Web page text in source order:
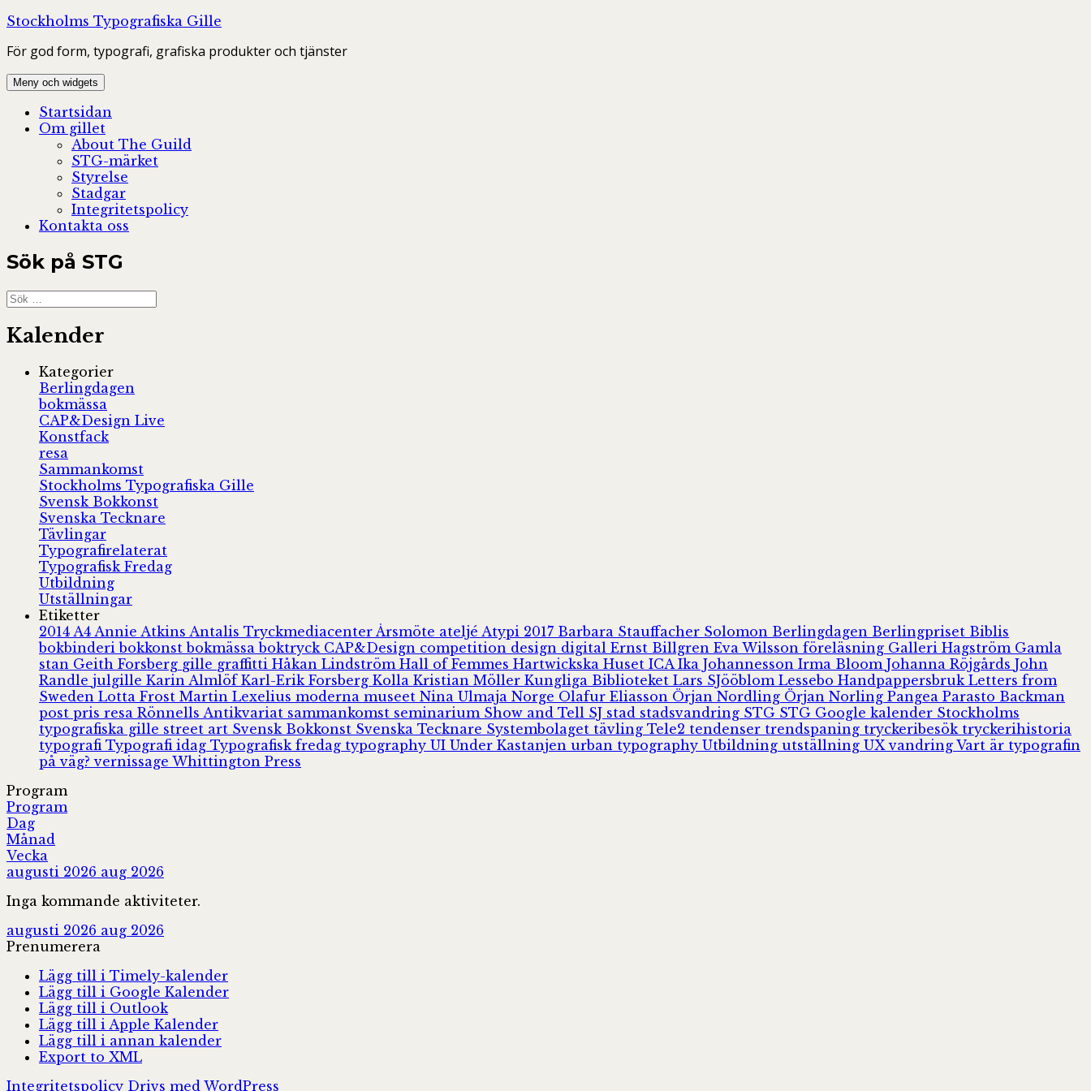
Hoppa
innehåll
Stockholms Typografiska Gille
För god form, typografi, grafiska produkter och tjänster
Meny och widgets
Startsidan
Om gillet
About The Guild
STG-märket
Styrelse
Stadgar
Integritetspolicy
Kontakta oss
Sök på STG
Sök
efter:
Kalender
Kategorier
Berlingdagen
bokmässa
CAP&Design Live
Konstfack
resa
Sammankomst
Stockholms Typografiska Gille
Svensk Bokkonst
Svenska Tecknare
Tävlingar
Typografirelaterat
Typografisk Fredag
Utbildning
Utställningar
Etiketter
2014 A4 Annie Atkins Antalis Tryckmediacenter Årsmöte ateljé Atypi 2017 Barbara Stauffacher Solomon Berlingdagen Berlingpriset Biblis
bokbinderibokkonstbokmässaboktryck CAP&Design competition design digital Ernst Billgren Eva Wilsson föreläsning Galleri Hagström Gamla
stan Geith Forsberg gille graffitti Håkan Lindström Hall of Femmes Hartwickska Huset ICA Ika Johannesson Irma Bloom Johanna Röjgårds John
Randle julgille Karin Almlöf Karl-Erik Forsberg Kolla Kristian Möller Kungliga Biblioteket Lars SJööblom Lessebo Handpappersbruk Letters from
Sweden Lotta Frost Martin Lexelius moderna museet Nina Ulmaja Norge Olafur Eliasson Örjan Nordling Örjan Norling Pangea Parasto Backman
post pris resa Rönnells Antikvariat sammankomst seminarium Show and Tell SJ stad stadsvandring STG STG Google kalender Stockholms
typografiska gille street art Svensk Bokkonst Svenska Tecknare Systembolaget tävling Tele2 tendenser trendspaning tryckeribesök tryckerihistoria
typografi Typografi idag Typografisk fredag typography UI Under Kastanjen urban typography Utbildning utställning UXvandring Vart är typografin
på väg?vernissage Whittington Press
Program
Program
Dag
Månad
Vecka
augusti 2026 aug 2026
Inga kommande aktiviteter.
augusti 2026 aug 2026
Prenumerera
Lägg till i Timely-kalender
Lägg till i Google Kalender
Lägg till i Outlook
Lägg till i Apple Kalender
Lägg till i annan kalender
Export to XML
Integritetspolicy Drivs med WordPress